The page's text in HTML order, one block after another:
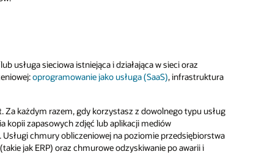
usługa sieciowa istniejąca i działająca w sieci oraz
oprogramowanie jako usługa (SaaS), infrastruktura
Za każdym razem, gdy korzystasz z dowolnego typu usług
kopii zapasowych zdjęć lub aplikacji mediów
chmury obliczeniowej na poziomie przedsiębiorstwa
jak ERP) oraz chmurowe odzyskiwanie po awarii i